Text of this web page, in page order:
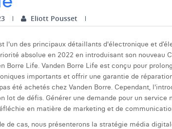
Eliott Pousset
l'un des principaux détaillants d'électronique et
absolue en 2022 en introduisant son
Borre Life. Vanden Borre Life est conçu pour
importants et offrir une garantie de
été achetés chez Vanden Borre. Cependant,
lot de défis. Générer une demande pour un
en matière de marketing et de
de cas, nous présenterons la stratégie média